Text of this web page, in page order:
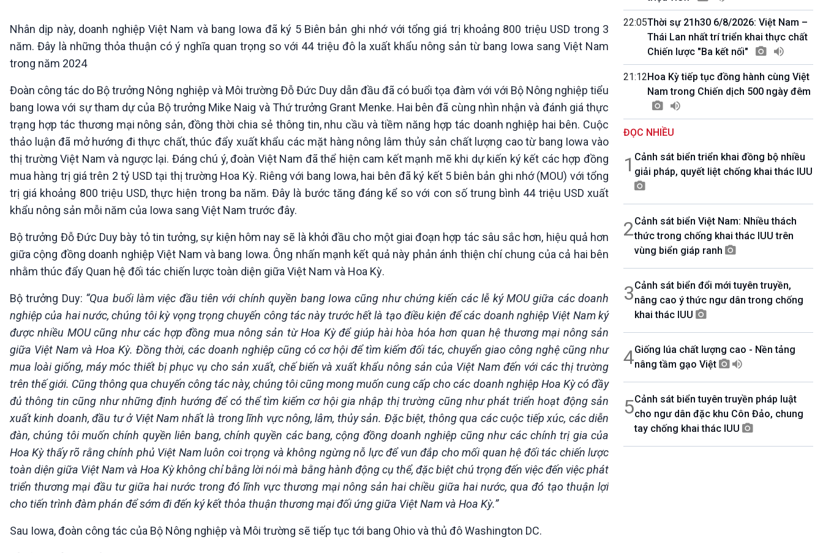
Tài nguyên và Môi trường
Chuyên gia của bạn
Xã hội chuyển động
khí hậu
E-Magazine
10 phút Sự kiện - Luận bàn
Câu chuyện thời sự
Dòng chảy sự kiện
Đối thoại
Diễn đàn chủ nhật
Chuyện đêm
VOV1 đặc biệt
Thanh âm ký sự
Chân dung cuộc sống
Các chương trình đặc biệt
Nhân dịp này, doanh nghiệp Việt Nam và bang Iowa đã ký 5 Biên bản ghi nhớ với tổng giá trị khoảng 800 triệu USD trong 3
năm. Đây là những thỏa thuận có ý nghĩa quan trọng so với 44 triệu đô la xuất khẩu nông sản từ bang Iowa sang Việt Nam
trong năm 2024
Đoàn công tác do Bộ trưởng Nông nghiệp và Môi trường Đỗ Đức Duy dẫn đầu đã có buổi tọa đàm với với Bộ Nông nghiệp tiểu
bang Iowa với sự tham dự của Bộ trưởng Mike Naig và Thứ trưởng Grant Menke. Hai bên đã cùng nhìn nhận và đánh giá thực
trạng hợp tác thương mại nông sản, đồng thời chia sẻ thông tin, nhu cầu và tiềm năng hợp tác doanh nghiệp hai bên. Cuộc
thảo luận đã mở hướng đi thực chất, thúc đẩy xuất khẩu các mặt hàng nông lâm thủy sản chất lượng cao từ bang Iowa vào
thị trường Việt Nam và ngược lại. Đáng chú ý, đoàn Việt Nam đã thể hiện cam kết mạnh mẽ khi dự kiến ký kết các hợp đồng
mua hàng trị giá trên 2 tỷ USD tại thị trường Hoa Kỳ. Riêng với bang Iowa, hai bên đã ký kết 5 biên bản ghi nhớ (MOU) với tổng
trị giá khoảng 800 triệu USD, thực hiện trong ba năm. Đây là bước tăng đáng kể so với con số trung bình 44 triệu USD xuất
khẩu nông sản mỗi năm của Iowa sang Việt Nam trước đây.
Bộ trưởng Đỗ Đức Duy bày tỏ tin tưởng, sự kiện hôm nay sẽ là khởi đầu cho một giai đoạn hợp tác sâu sắc hơn, hiệu quả hơn
giữa cộng đồng doanh nghiệp Việt Nam và bang Iowa. Ông nhấn mạnh kết quả này phản ánh thiện chí chung của cả hai bên
nhằm thúc đẩy Quan hệ đối tác chiến lược toàn diện giữa Việt Nam và Hoa Kỳ.
Bộ trưởng Duy: “Qua buổi làm việc đầu tiên với chính quyền bang Iowa cũng như chứng kiến các lễ ký MOU giữa các doanh
nghiệp của hai nước, chúng tôi kỳ vọng trọng chuyến công tác này trước hết là tạo điều kiện để các doanh nghiệp Việt Nam ký
được nhiều MOU cũng như các hợp đồng mua nông sản từ Hoa Kỳ để giúp hài hòa hóa hơn quan hệ thương mại nông sản
giữa Việt Nam và Hoa Kỳ. Đồng thời, các doanh nghiệp cũng có cơ hội để tìm kiếm đối tác, chuyển giao công nghệ cũng như
mua loài giống, máy móc thiết bị phục vụ cho sản xuất, chế biến và xuất khẩu nông sản của Việt Nam đến với các thị trường
trên thế giới. Cũng thông qua chuyến công tác này, chúng tôi cũng mong muốn cung cấp cho các doanh nghiệp Hoa Kỳ có đầy
đủ thông tin cũng như những định hướng để có thể tìm kiếm cơ hội gia nhập thị trường cũng như phát triển hoạt động sản
xuất kinh doanh, đầu tư ở Việt Nam nhất là trong lĩnh vực nông, lâm, thủy sản. Đặc biệt, thông qua các cuộc tiếp xúc, các diễn
đàn, chúng tôi muốn chính quyền liên bang, chính quyền các bang, cộng đồng doanh nghiệp cũng như các chính trị gia của
Hoa Kỳ thấy rõ rằng chính phủ Việt Nam luôn coi trọng và không ngừng nỗ lực để vun đắp cho mối quan hệ đối tác chiến lược
toàn diện giữa Việt Nam và Hoa Kỳ không chỉ bằng lời nói mà bằng hành động cụ thể, đặc biệt chú trọng đến việc đến việc phát
triển thương mại đầu tư giữa hai nước trong đó lĩnh vực thương mại nông sản hai chiều giữa hai nước, qua đó tạo thuận lợi
cho tiến trình đàm phán để sớm đi đến ký kết thỏa thuận thương mại đối ứng giữa Việt Nam và Hoa Kỳ.”
Sau Iowa, đoàn công tác của Bộ Nông nghiệp và Môi trường sẽ tiếp tục tới bang Ohio và thủ đô Washington DC.
22:05Thời sự 21h30 6/8/2026: Việt Nam –
Thái Lan nhất trí triển khai thực chất
Chiến lược "Ba kết nối"
21:12Hoa Kỳ tiếp tục đồng hành cùng Việt
Nam trong Chiến dịch 500 ngày đêm
ĐỌC NHIỀU
1 Cảnh sát biển triển khai đồng bộ nhiều
giải pháp, quyết liệt chống khai thác IUU
2Cảnh sát biển Việt Nam: Nhiều thách
thức trong chống khai thác IUU trên
vùng biển giáp ranh
3Cảnh sát biển đổi mới tuyên truyền,
nâng cao ý thức ngư dân trong chống
khai thác IUU
4Giống lúa chất lượng cao - Nền tảng
nâng tầm gạo Việt
5Cảnh sát biển tuyên truyền pháp luật
cho ngư dân đặc khu Côn Đảo, chung
tay chống khai thác IUU